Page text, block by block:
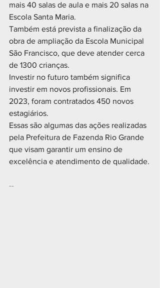
mais 40 salas de aula e mais 20 salas na
Escola Santa Maria.
Também está prevista a finalização da
obra de ampliação da Escola Municipal
São Francisco, que deve atender cerca
de 1300 crianças.
Investir no futuro também significa
investir em novos profissionais. Em
2023, foram contratados 450 novos
estagiários.
Essas são algumas das ações realizadas
pela Prefeitura de Fazenda Rio Grande
que visam garantir um ensino de
excelência e atendimento de qualidade.
--